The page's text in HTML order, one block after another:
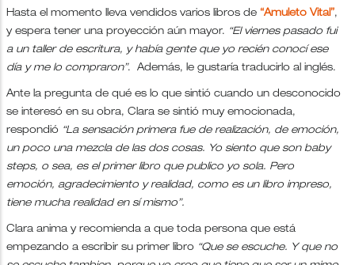
Hasta el momento lleva vendidos varios libros de “Amuleto Vital”,
y espera tener una proyección aún mayor. “El viernes pasado fui
a un taller de escritura, y había gente que yo recién conocí ese
día y me lo compraron”. Además, le gustaría traducirlo al inglés.
Ante la pregunta de qué es lo que sintió cuando un desconocido
se interesó en su obra, Clara se sintió muy emocionada,
respondió “La sensación primera fue de realización, de emoción,
un poco una mezcla de las dos cosas. Yo siento que son baby
steps, o sea, es el primer libro que publico yo sola. Pero
emoción, agradecimiento y realidad, como es un libro impreso,
tiene mucha realidad en sí mismo”.
Clara anima y recomienda a que toda persona que está
empezando a escribir su primer libro “Que se escuche. Y que no